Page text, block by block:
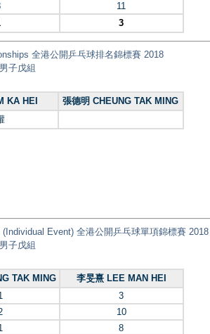
11
3
全港公開乒乓球排名錦標賽 2018
子戊組
KA HEI
張德明 CHEUNG TAK MING
(Individual Event) 全港公開乒乓球單項錦標賽 2018
子戊組
TAK MING
李旻熹 LEE MAN HEI
3
10
8